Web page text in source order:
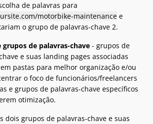
de palavras para
motorbike-maintenance e
o grupo de palavras-chave 2.
grupos de palavras-chave - grupos de
e suas landing pages associadas
pastas para melhor organização e/ou
o foco de funcionários/freelancers
e grupos de palavras-chave específicos
otimização.
dois grupos de palavras-chave e suas